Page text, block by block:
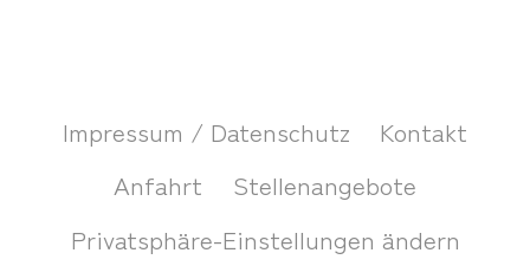
Impressum / Datenschutz
Kontakt
Anfahrt
Stellenangebote
Privatsphäre-Einstellungen ändern